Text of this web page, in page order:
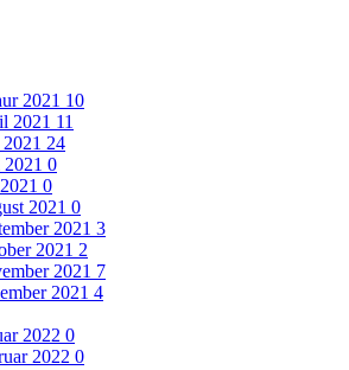
2021 10
2021 11
24
2021 0
0
2021 0
2021 3
2021 2
2021 7
2021 4
2022 0
2022 0